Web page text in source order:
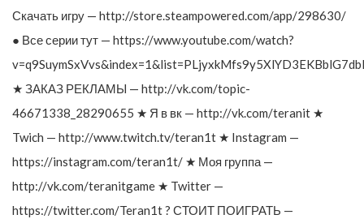
Скачать игру — http://store.steampowered.com/app/298630/
● Все серии тут — https://www.youtube.com/watch?
★ ЗАКАЗ РЕКЛАМЫ — http://vk.com/topic-
46671338_28290655 ★ Я в вк — http://vk.com/teranit ★
Twich — http://www.twitch.tv/teran1t ★ Instagram —
https://instagram.com/teran1t/ ★ Моя группа —
http://vk.com/teranitgame ★ Twitter —
https://twitter.com/Teran1t ? СТОИТ ПОИГРАТЬ —